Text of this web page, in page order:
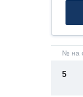
№ на
5